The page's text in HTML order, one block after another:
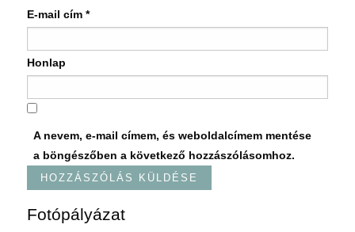
E-mail cím *
Honlap
A nevem, e-mail címem, és weboldalcímem mentése
a böngészőben a következő hozzászólásomhoz.
Fotópályázat